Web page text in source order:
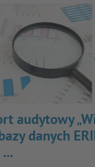
audytowy
danych